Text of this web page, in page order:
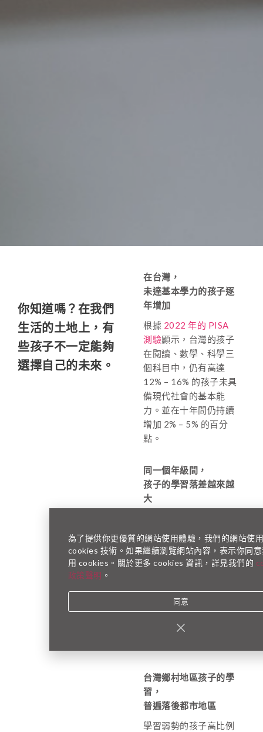
你知道嗎？在我們
生活的土地上，有
些孩子不一定能夠
選擇自己的未來。
在台灣，
未達基本學力的孩子逐
年增加
根據 2022 年的 PISA
測驗顯示，台灣的孩子
在閱讀、數學、科學三
個科目中，仍有高達
12% – 16% 的孩子未具
備現代社會的基本能
力。並在十年間仍持續
增加 2% – 5% 的百分
點。
同一個年級間，
孩子的學習落差越來越
大
顯示，雖然台灣的孩子
數學能力在全球排名中
名列前茅，但同時前
學力差距超過了六個年
級，分差位居全球第
未達基本數學能力的孩
台灣鄉村地區孩子的學
習，
普遍落後都市地區
學習弱勢的孩子高比例
為了提供你更優質的網站使用體驗，我們的網站使
cookies 技術。如果繼續瀏覽網站內容，表示你同
用 cookies。關於更多 cookies 資訊，詳見我們的
政策聲明 。
同意